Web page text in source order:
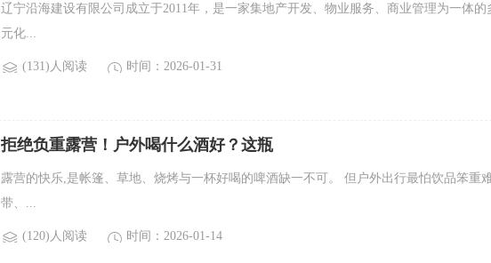
辽宁沿海建设有限公司成立于2011年，是一家集地产开发、物业服务、商业管理为一体的
元化...
(131)人阅读 时间：2026-01-31
拒绝负重露营！户外喝什么酒好？这瓶
露营的快乐,是帐篷、草地、烧烤与一杯好喝的啤酒缺一不可。 但户外出行最怕饮品笨重
带、...
(120)人阅读 时间：2026-01-14